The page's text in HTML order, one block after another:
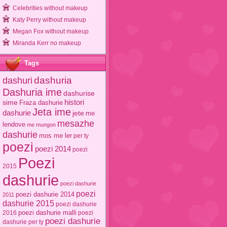
Celebrities without makeup
Katy Perry without makeup
Megan Fox without makeup
Miranda Kerr no makeup
Tags
dashuridashuria
Dashuria imedashurise
sime Fraza dashurie histori
dashurieJeta ime jete me
lendove me mungon mesazhe
dashurie mos me ler per ty
poezi poezi 2014 poezi
2015 Poezi
dashurie poezi dashurie
2011 poezi dashurie 2014 poezi
dashurie 2015 poezi dashurie
2016 poezi dashurie malli poezi
dashurie per ty poezi dashurie